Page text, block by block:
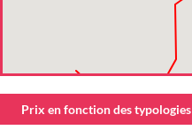
Prix en fonction des typologies